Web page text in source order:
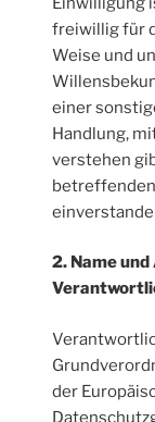
freiwillig für
Weise und
einer
Handlung,
verstehen
2. Name
der